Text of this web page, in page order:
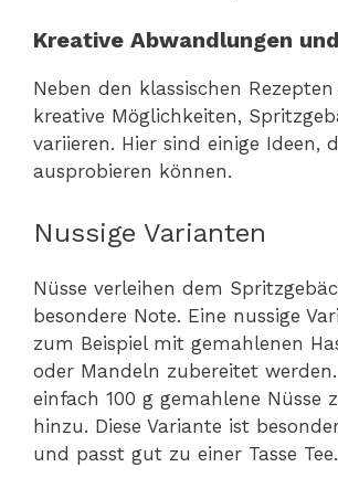
Kreative Abwandlungen
Neben den klassischen
kreative Möglichkeiten,
variieren. Hier sind einige Ideen,
ausprobieren können.
Nussige Varianten
Nüsse verleihen dem
besondere Note. Eine nussige
zum Beispiel mit gemahlenen
oder Mandeln zubereitet werden.
einfach 100 g gemahlene Nüsse
hinzu. Diese Variante ist
und passt gut zu einer Tasse Tee.